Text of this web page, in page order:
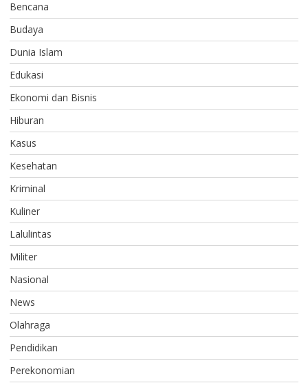
Bencana
Budaya
Dunia Islam
Edukasi
Ekonomi dan Bisnis
Hiburan
Kasus
Kesehatan
Kriminal
Kuliner
Lalulintas
Militer
Nasional
News
Olahraga
Pendidikan
Perekonomian